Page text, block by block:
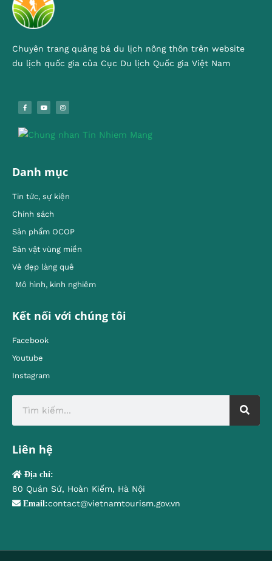
Chuyên trang quảng bá du lịch nông thôn trên website
du lịch quốc gia của Cục Du lịch Quốc gia Việt Nam
Danh mục
Tin tức, sự kiện
Chính sách
Sản phẩm OCOP
Sản vật vùng miền
Vẻ đẹp làng quê
Mô hình, kinh nghiêm
Kết nối với chúng tôi
Facebook
Youtube
Instagram
Liên hệ
Địa chỉ:
80 Quán Sứ, Hoàn Kiếm, Hà Nội
Email:contact@vietnamtourism.gov.vn